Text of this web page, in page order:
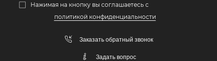
Нажимая на кнопку вы соглашаетесь с
политикой конфиденциальности
Заказать обратный звонок
Задать вопрос